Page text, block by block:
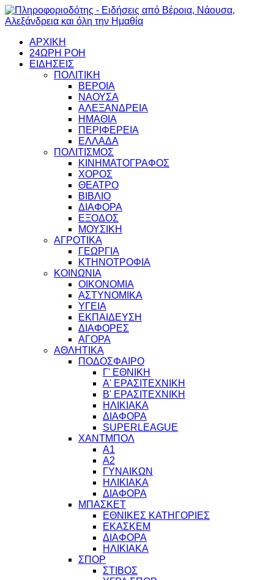
ΑΡΧΙΚΗ
24ΩΡΗ ΡΟΗ
ΕΙΔΗΣΕΙΣ
ΠΟΛΙΤΙΚΗ
ΒΕΡΟΙΑ
ΝΑΟΥΣΑ
ΑΛΕΞΑΝΔΡΕΙΑ
ΗΜΑΘΙΑ
ΠΕΡΙΦΕΡΕΙΑ
ΕΛΛΑΔΑ
ΠΟΛΙΤΙΣΜΟΣ
ΚΙΝΗΜΑΤΟΓΡΑΦΟΣ
ΧΟΡΟΣ
ΘΕΑΤΡΟ
ΒΙΒΛΙΟ
ΔΙΑΦΟΡΑ
ΕΞΟΔΟΣ
ΜΟΥΣΙΚΗ
ΑΓΡΟΤΙΚΑ
ΓΕΩΡΓΙΑ
ΚΤΗΝΟΤΡΟΦΙΑ
ΚΟΙΝΩΝΙΑ
ΟΙΚΟΝΟΜΙΑ
ΑΣΤΥΝΟΜΙΚΑ
ΥΓΕΙΑ
ΕΚΠΑΙΔΕΥΣΗ
ΔΙΑΦΟΡΕΣ
ΑΓΟΡΑ
ΑΘΛΗΤΙΚΑ
ΠΟΔΟΣΦΑΙΡΟ
Γ' ΕΘΝΙΚΗ
Α' ΕΡΑΣΙΤΕΧΝΙΚΗ
Β' ΕΡΑΣΙΤΕΧΝΙΚΗ
ΗΛΙΚΙΑΚΑ
ΔΙΑΦΟΡΑ
SUPERLEAGUE
ΧΑΝΤΜΠΟΛ
Α1
Α2
ΓΥΝΑΙΚΩΝ
ΗΛΙΚΙΑΚΑ
ΔΙΑΦΟΡΑ
ΜΠΑΣΚΕΤ
ΕΘΝΙΚΕΣ ΚΑΤΗΓΟΡΙΕΣ
ΕΚΑΣΚΕΜ
ΔΙΑΦΟΡΑ
ΗΛΙΚΙΑΚΑ
ΣΠΟΡ
ΣΤΙΒΟΣ